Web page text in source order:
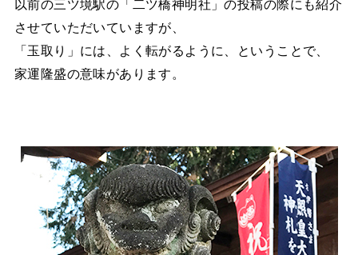
以前の三ツ境駅の「二ツ橋神明社」の投稿の際にも紹介
させていただいていますが、
「玉取り」には、よく転がるように、ということで、
家運隆盛の意味があります。